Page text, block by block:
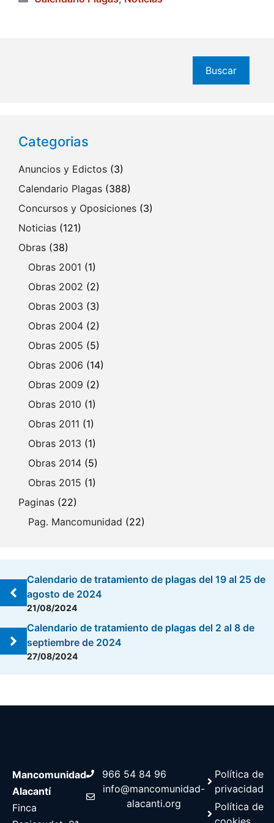
Buscar
Categorias
Anuncios y Edictos (3)
Calendario Plagas (388)
Concursos y Oposiciones (3)
Noticias (121)
Obras (38)
Obras 2001 (1)
Obras 2002 (2)
Obras 2003 (3)
Obras 2004 (2)
Obras 2005 (5)
Obras 2006 (14)
Obras 2009 (2)
Obras 2010 (1)
Obras 2011 (1)
Obras 2013 (1)
Obras 2014 (5)
Obras 2015 (1)
Paginas (22)
Pag. Mancomunidad (22)
Calendario de tratamiento de plagas del 19 al 25 de
agosto de 2024
21/08/2024
Calendario de tratamiento de plagas del 2 al 8 de
septiembre de 2024
27/08/2024
Mancomunidad
Alacantí
Finca
966 54 84 96
info@mancomunidad-
alacanti.org
Política de
privacidad
Política de